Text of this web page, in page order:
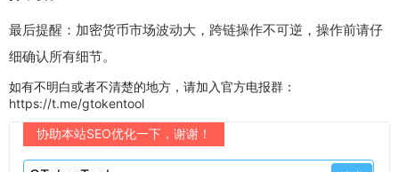
最后提醒：加密货币市场波动大，跨链操作不可逆，操作前请仔
细确认所有细节。
如有不明白或者不清楚的地方，请加入官方电报群：
https://t.me/gtokentool
协助本站SEO优化一下，谢谢！